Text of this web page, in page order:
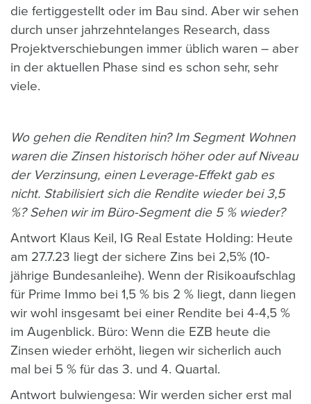
die fertiggestellt oder im Bau sind. Aber wir sehen
durch unser jahrzehntelanges Research, dass
Projektverschiebungen immer üblich waren – aber
in der aktuellen Phase sind es schon sehr, sehr
viele.
Wo gehen die Renditen hin? Im Segment Wohnen
waren die Zinsen historisch höher oder auf Niveau
der Verzinsung, einen Leverage-Effekt gab es
nicht. Stabilisiert sich die Rendite wieder bei 3,5
%? Sehen wir im Büro-Segment die 5 % wieder?
Antwort Klaus Keil, IG Real Estate Holding: Heute
am 27.7.23 liegt der sichere Zins bei 2,5% (10-
jährige Bundesanleihe). Wenn der Risikoaufschlag
für Prime Immo bei 1,5 % bis 2 % liegt, dann liegen
wir wohl insgesamt bei einer Rendite bei 4-4,5 %
im Augenblick. Büro: Wenn die EZB heute die
Zinsen wieder erhöht, liegen wir sicherlich auch
mal bei 5 % für das 3. und 4. Quartal.
Antwort bulwiengesa: Wir werden sicher erst mal